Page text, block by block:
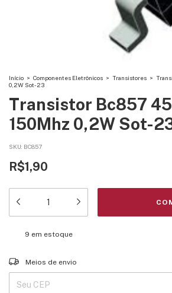
Início > Componentes Eletrônicos > Transistores >
0,2W Sot-23
Transistor Bc857
150Mhz 0,2W Sot-
SKU: BC857
R$1,90
9 em estoque
Entregas para o CEP:
Meios de envio